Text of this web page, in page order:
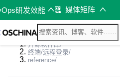
研发效能 媒体矩阵
开源软件库/
终端/远程登录/
reference/